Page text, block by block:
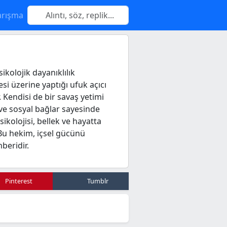
dayanıklılık
üzerine yaptığı ufuk açıcı
Kendisi de bir savaş yetimi
sosyal bağlar sayesinde
bellek ve hayatta
hekim, içsel gücünü
Pinterest Tumblr